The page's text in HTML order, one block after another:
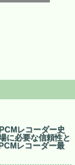
レコーダー史
に必要な信頼性と
レコーダー最